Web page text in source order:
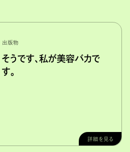
出版物
そうです、私が美容バカで
す。
詳細を見る